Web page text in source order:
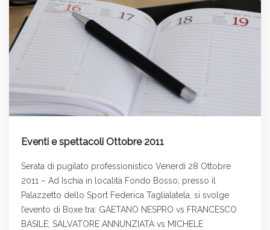
Eventi e spettacoli Ottobre 2011
Serata di pugilato professionistico Venerdì 28 Ottobre
2011 – Ad Ischia in località Fondo Bosso, presso il
Palazzetto dello Sport Federica Taglialatela, si svolge
l’evento di Boxe tra: GAETANO NESPRO vs FRANCESCO
BASILE; SALVATORE ANNUNZIATA vs MICHELE